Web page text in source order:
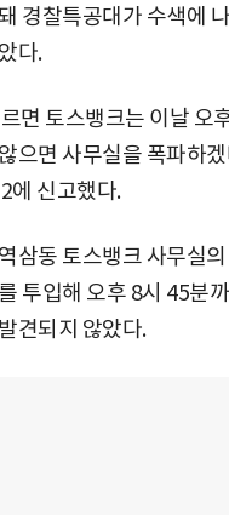
경찰특공대가 수색에
다.
면 토스뱅크는 이날 오
으면 사무실을 폭파하
에 신고했다.
삼동 토스뱅크 사무실의
투입해 오후 8시 45분
견되지 않았다.